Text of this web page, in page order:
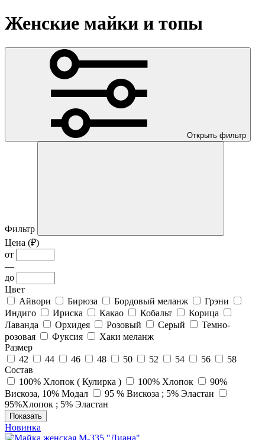
Женские майки и топы
Открыть фильтр
Фильтр
Цена (₽)
от
—
до
Цвет
Айвори
Бирюза Бордовый меланж
Грэни
Индиго
Ириска Какао Кобальт
Корица
Лаванда
Орхидея Розовый Серый
Темно-
розовая
Фуксия
Хаки меланж
Размер
42
44 46 48 50 52 54 56
58
Состав
100% Хлопок ( Кулирка )
100% Хлопок
90%
Вискоза, 10% Модал
95 % Вискоза ; 5% Эластан
95%Хлопок ; 5% Эластан
Показать
Новинка